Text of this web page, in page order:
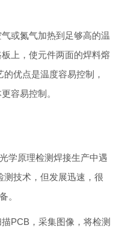
或氮气加热到足够高的温
上，使元件两面的焊料熔
优点是温度容易控制，
容易控制。
学原理检测焊接生产中遇
技术，但发展迅速，很
。
PCB，采集图像，将检测